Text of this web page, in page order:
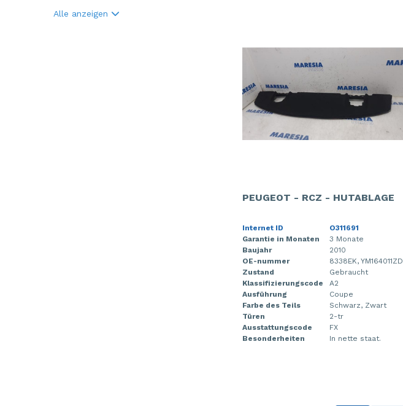
Alle anzeigen
PEUGEOT - RCZ - HUTABLAGE
Internet ID
O311691
Garantie in Monaten
3 Monate
Baujahr
2010
OE-nummer
8338EK, YM164011ZD
Zustand
Gebraucht
Klassifizierungscode
A2
Ausführung
Coupe
Farbe des Teils
Schwarz, Zwart
Türen
2-tr
Ausstattungscode
FX
Besonderheiten
In nette staat.